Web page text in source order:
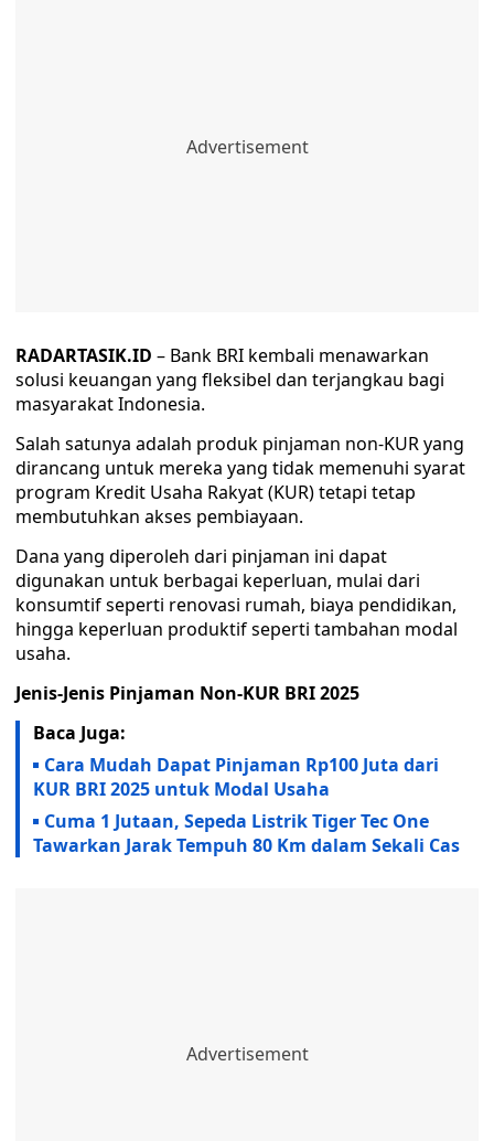
RADARTASIK.ID – Bank BRI kembali menawarkan
solusi keuangan yang fleksibel dan terjangkau bagi
masyarakat Indonesia.
Salah satunya adalah produk pinjaman non-KUR yang
dirancang untuk mereka yang tidak memenuhi syarat
program Kredit Usaha Rakyat (KUR) tetapi tetap
membutuhkan akses pembiayaan.
Dana yang diperoleh dari pinjaman ini dapat
digunakan untuk berbagai keperluan, mulai dari
konsumtif seperti renovasi rumah, biaya pendidikan,
hingga keperluan produktif seperti tambahan modal
usaha.
Jenis-Jenis Pinjaman Non-KUR BRI 2025
Baca Juga:
Cara Mudah Dapat Pinjaman Rp100 Juta dari
KUR BRI 2025 untuk Modal Usaha
Cuma 1 Jutaan, Sepeda Listrik Tiger Tec One
Tawarkan Jarak Tempuh 80 Km dalam Sekali Cas